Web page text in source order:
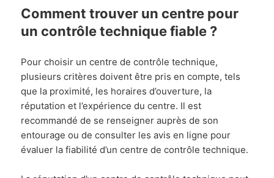
Comment trouver un centre pour
un contrôle technique fiable ?
Pour choisir un centre de contrôle technique,
plusieurs critères doivent être pris en compte, tels
que la proximité, les horaires d’ouverture, la
réputation et l’expérience du centre. Il est
recommandé de se renseigner auprès de son
entourage ou de consulter les avis en ligne pour
évaluer la fiabilité d’un centre de contrôle technique.